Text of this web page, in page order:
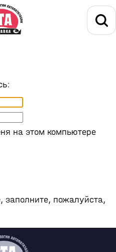
на этом компьютере
заполните, пожалуйста,